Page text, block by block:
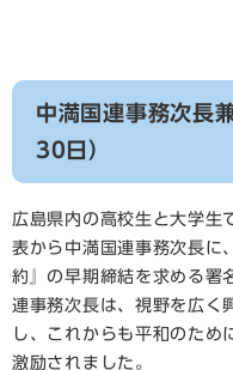
中満国連事務次長
30日）
広島県内の高校生と大学生
表から中満国連事務次長に
約』の早期締結を求める署
連事務次長は、視野を広く
し、これからも平和のため
激励されました。